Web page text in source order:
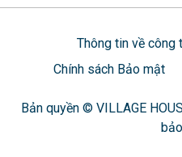
Thông tin về công
Chính sách Bảo mật
Bản quyền © VILLAGE